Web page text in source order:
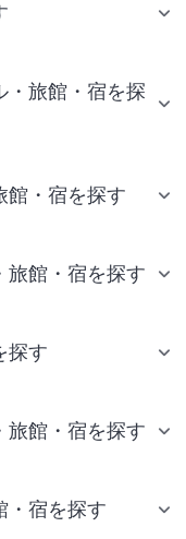
・旅館・宿を探
館・宿を探す
旅館・宿を探す
探す
旅館・宿を探す
・宿を探す